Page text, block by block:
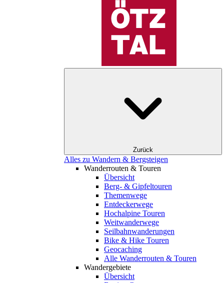
Zurück
Alles zu Wandern & Bergsteigen
Wanderrouten & Touren
Übersicht
Berg- & Gipfeltouren
Themenwege
Entdeckerwege
Hochalpine Touren
Weitwanderwege
Seilbahnwanderungen
Bike & Hike Touren
Geocaching
Alle Wanderrouten & Touren
Wandergebiete
Übersicht